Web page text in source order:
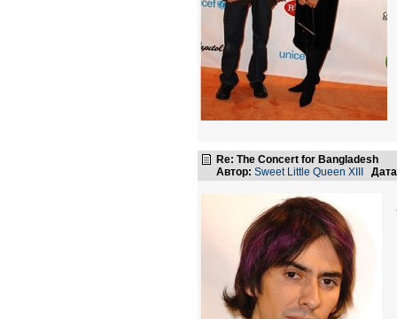
Re: The Concert for Bangladesh
Автор: Sweet Little Queen XIII